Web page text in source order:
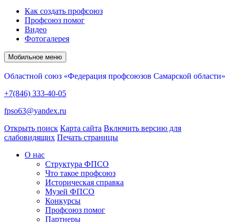
Как создать профсоюз
Профсоюз помог
Видео
Фотогалерея
Мобильное меню
Областной союз «Федерация профсоюзов Самарской области»
+7(846) 333-40-05
fpso63@yandex.ru
Открыть поиск Карта сайта Включить версию для
слабовидящих Печать страницы
О нас
Структура ФПСО
Что такое профсоюз
Историческая справка
Музей ФПСО
Конкурсы
Профсоюз помог
Партнеры